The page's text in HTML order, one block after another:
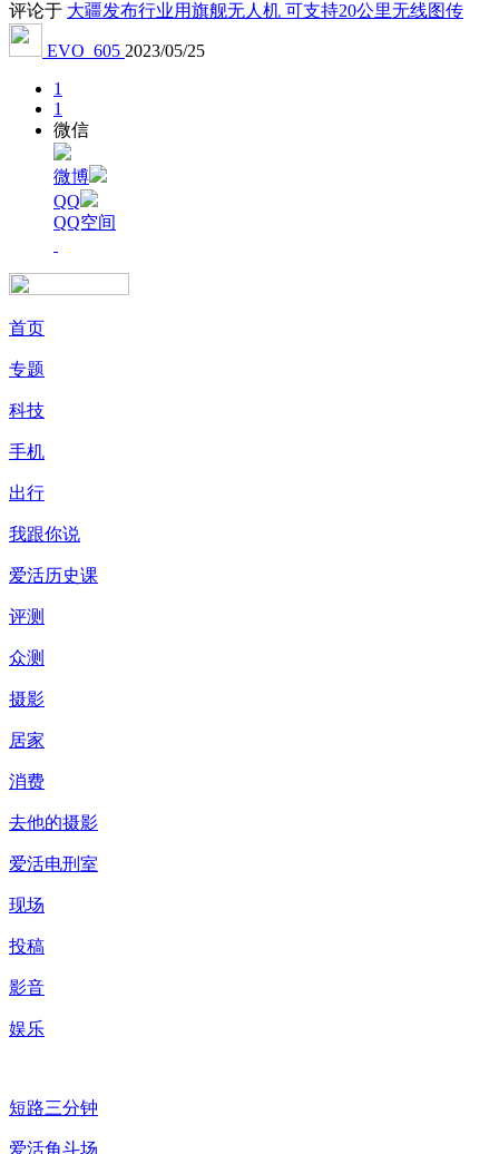
评论于 大疆发布行业用旗舰无人机 可支持20公里无线图传
EVO_605 2023/05/25
1
1
微信
微博
QQ
QQ空间
首页
专题
科技
手机
出行
我跟你说
爱活历史课
评测
众测
摄影
居家
消费
去他的摄影
爱活电刑室
现场
投稿
影音
娱乐
短路三分钟
爱活角斗场